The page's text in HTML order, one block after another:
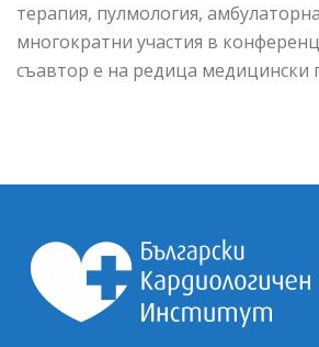
терапия, пулмология,
многократни участия в
съавтор е на редица медицински